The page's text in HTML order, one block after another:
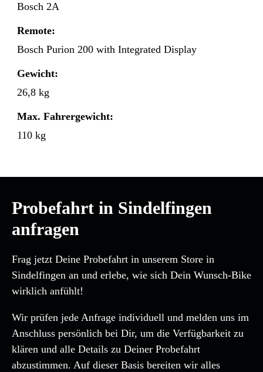
Bosch 2A
Remote:
Bosch Purion 200 with Integrated Display
Gewicht:
26,8 kg
Max. Fahrergewicht:
110 kg
Probefahrt in Sindelfingen
anfragen
Frag jetzt Deine Probefahrt in unserem Store in
Sindelfingen an und erlebe, wie sich Dein Wunsch-Bike
wirklich anfühlt!
Wir prüfen jede Anfrage individuell und melden uns im
Anschluss persönlich bei Dir, um die Verfügbarkeit zu
klären und alle Details zu Deiner Probefahrt
abzustimmen. Auf dieser Basis bereiten wir alles